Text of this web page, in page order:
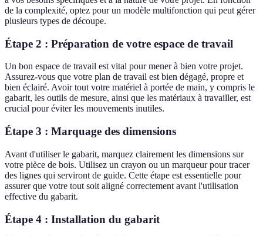
de la complexité, optez pour un modèle multifonction qui peut gérer
plusieurs types de découpe.
Étape 2 : Préparation de votre espace de travail
Un bon espace de travail est vital pour mener à bien votre projet.
Assurez-vous que votre plan de travail est bien dégagé, propre et
bien éclairé. Avoir tout votre matériel à portée de main, y compris le
gabarit, les outils de mesure, ainsi que les matériaux à travailler, est
crucial pour éviter les mouvements inutiles.
Étape 3 : Marquage des dimensions
Avant d'utiliser le gabarit, marquez clairement les dimensions sur
votre pièce de bois. Utilisez un crayon ou un marqueur pour tracer
des lignes qui serviront de guide. Cette étape est essentielle pour
assurer que votre tout soit aligné correctement avant l'utilisation
effective du gabarit.
Étape 4 : Installation du gabarit